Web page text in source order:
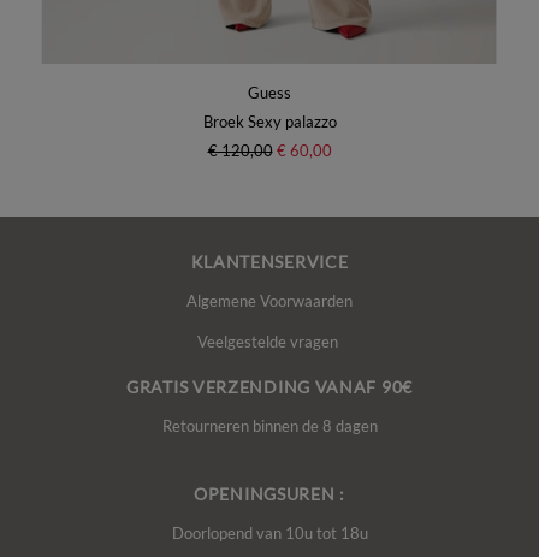
Guess
Broek Sexy palazzo
€ 120,00 € 60,00
KLANTENSERVICE
Algemene Voorwaarden
Veelgestelde vragen
GRATIS VERZENDING VANAF 90€
Retourneren binnen de 8 dagen
OPENINGSUREN :
Doorlopend van 10u tot 18u